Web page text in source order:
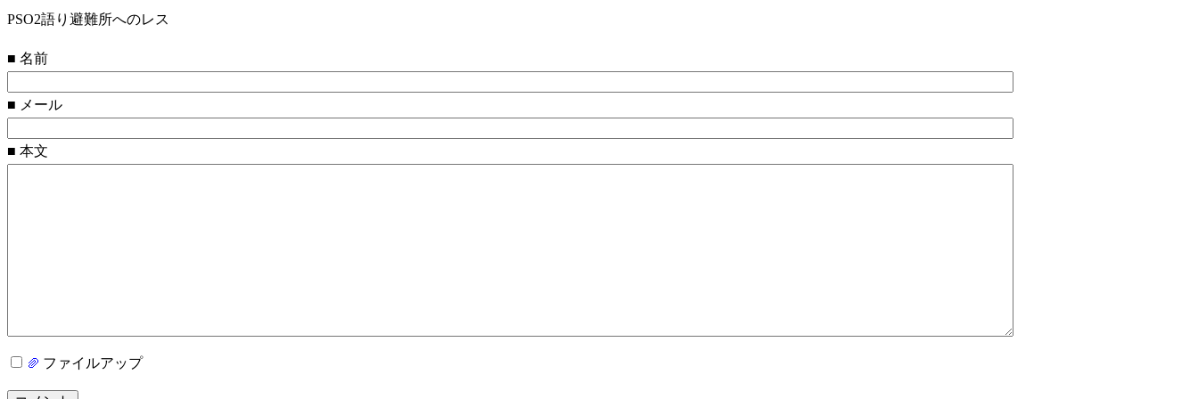
PSO2語り避難所へのレス
■ 名前
■ メール
■ 本文
ファイルアップ